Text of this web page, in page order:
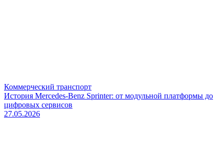
Коммерческий транспорт
История Mercedes-Benz Sprinter: от модульной платформы до
цифровых сервисов
27.05.2026